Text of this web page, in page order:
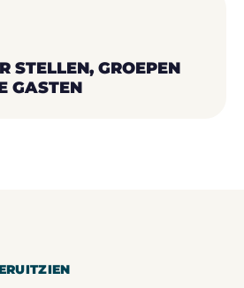
STELLEN, GROEPEN
GASTEN